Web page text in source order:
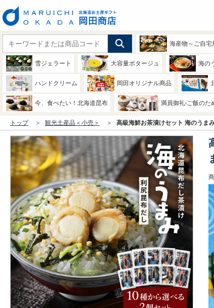
海産物～ご自宅
雪ジェラート 大容量ポタージュ 海の
ハンドクリーム 岡田オリジナル商品
今、食べたい！北海道昆布 満員御礼-ご飯のた
トップ 観光土産品＜小売＞ 高級海鮮お茶漬けセット 海のうま